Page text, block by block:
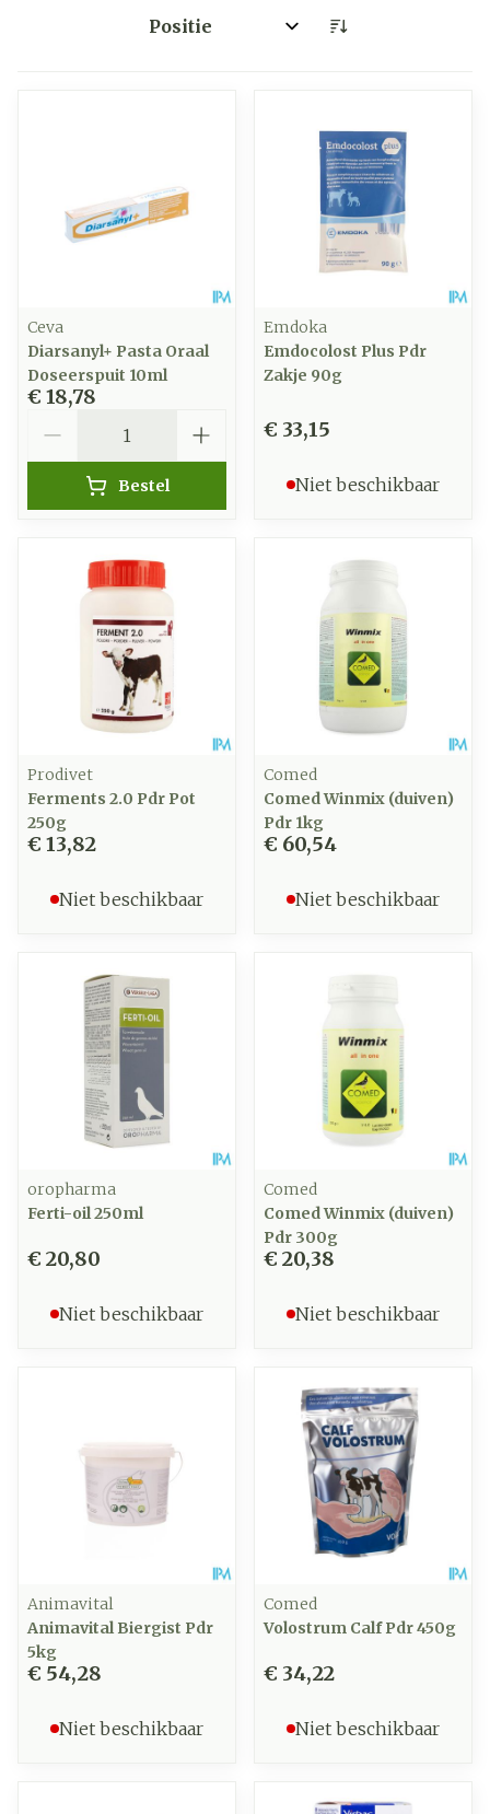
Sorteer op:
Ceva
Diarsanyl+ Pasta Oraal
Doseerspuit 10ml
€ 18,78
Bestel
Emdoka
Emdocolost Plus Pdr
Zakje 90g
€ 33,15
Niet beschikbaar
Prodivet
Ferments 2.0 Pdr Pot
250g
€ 13,82
Niet beschikbaar
Comed
Comed Winmix (duiven)
Pdr 1kg
€ 60,54
Niet beschikbaar
oropharma
Ferti-oil 250ml
€ 20,80
Niet beschikbaar
Comed
Comed Winmix (duiven)
Pdr 300g
€ 20,38
Niet beschikbaar
Animavital
Animavital Biergist Pdr
5kg
€ 54,28
Niet beschikbaar
Comed
Volostrum Calf Pdr 450g
€ 34,22
Niet beschikbaar